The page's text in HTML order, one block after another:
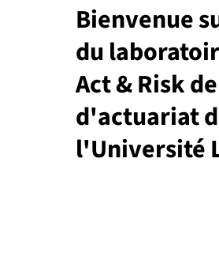
Bienvenue
du
Act & Risk
d'actuariat
l'Université